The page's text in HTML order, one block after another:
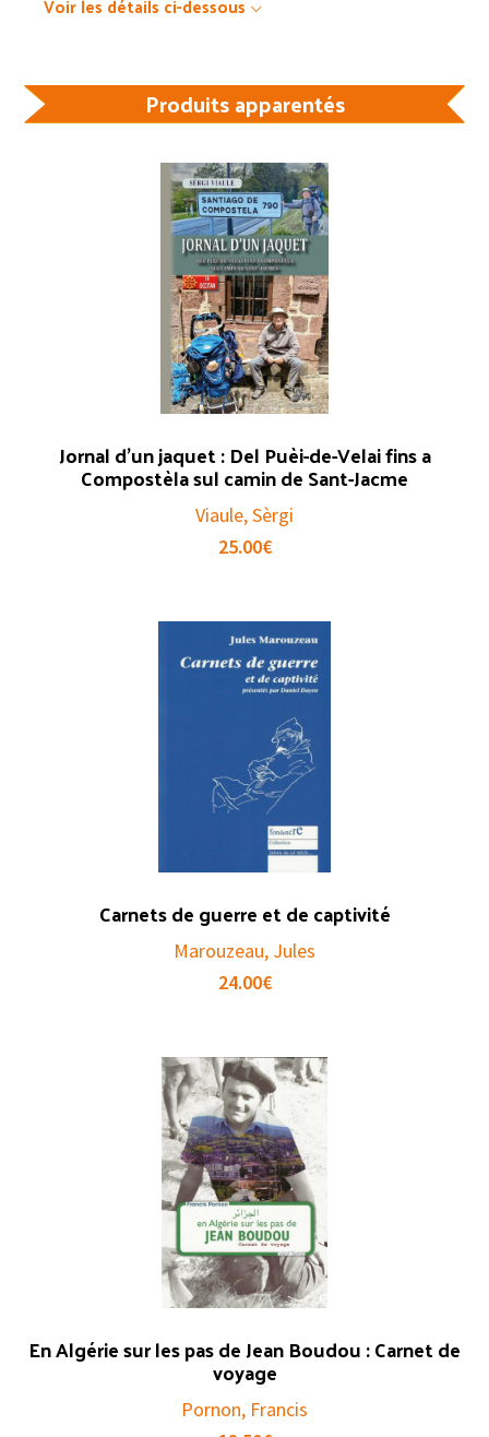
Voir les détails ci-dessous
Produits apparentés
Jornal d’un jaquet : Del Puèi-de-Velai fins a
Compostèla sul camin de Sant-Jacme
Viaule, Sèrgi
25.00€
Carnets de guerre et de captivité
Marouzeau, Jules
24.00€
En Algérie sur les pas de Jean Boudou : Carnet de
voyage
Pornon, Francis